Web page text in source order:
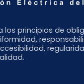
los principios de